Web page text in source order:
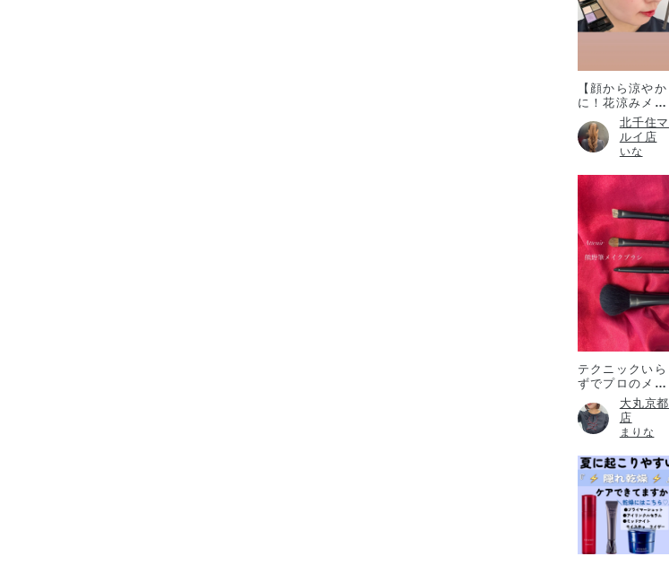
【顔から涼やか
に！花涼みメイ
北千住マ
ルイ店
いな
テクニックいら
ずでプロのメイ
ク仕上がりを✨
大丸京都
店
まりな